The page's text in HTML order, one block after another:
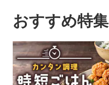
おすすめ特集